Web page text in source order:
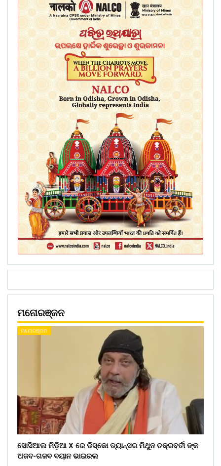
ମନୋରଞ୍ଜନ
ମନୋରଞ୍ଜନ
ସୋସିଆଲ ମିଡ଼ିଆ X ରେ ଡିସ୍କୋ ଡ୍ୟାନ୍ସର ମିଥୁନ ଚକ୍ରବର୍ତୀ ଙ୍କ
ଅଜବ-ଗଜବ ବୟାନ ଭାଇରଲ